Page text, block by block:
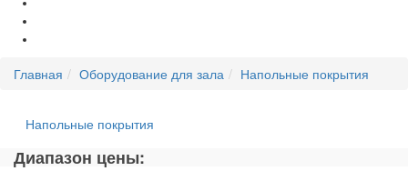
Главная Оборудование для зала Напольные покрытия
Напольные покрытия
Диапазон цены: